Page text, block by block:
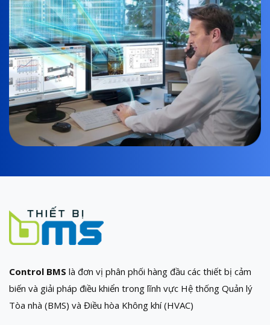
Control BMS là đơn vị phân phối hàng đầu các thiết bị cảm
biến và giải pháp điều khiển trong lĩnh vực Hệ thống Quản lý
Tòa nhà (BMS) và Điều hòa Không khí (HVAC)